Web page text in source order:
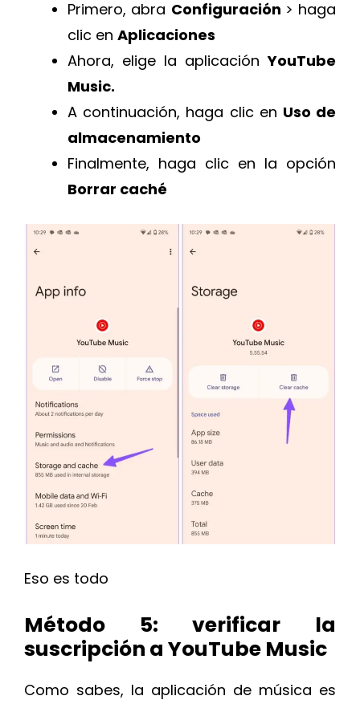
Primero, abra Configuración > haga
clic en Aplicaciones
Ahora, elige la aplicaciónYouTube
Music.
A continuación, haga clic en Uso de
almacenamiento
Finalmente, haga clic en la opción
Borrar caché
Eso es todo
Método 5: verificar la
suscripción a YouTube Music
Como sabes, la aplicación de música es